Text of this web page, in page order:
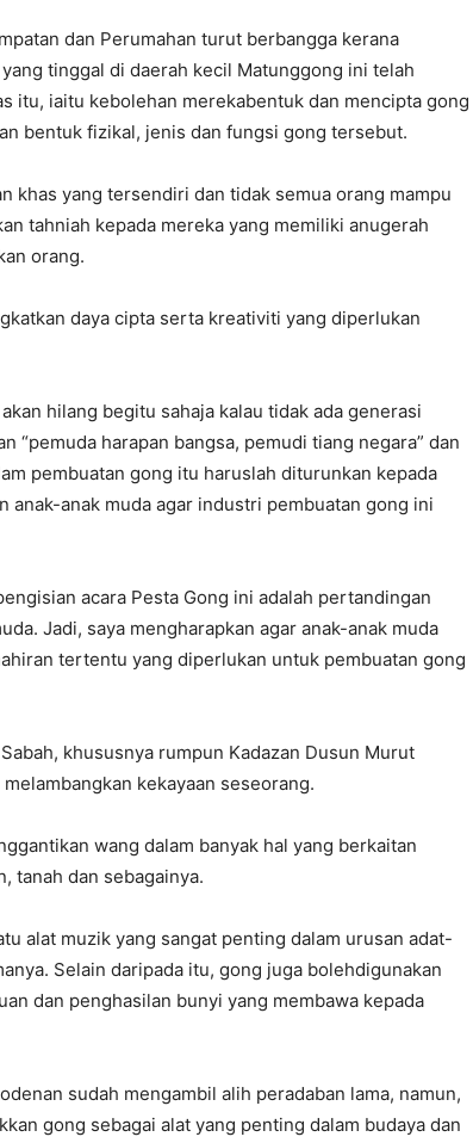
dan Perumahan turut berbangga kerana
tinggal di daerah kecil Matunggong ini telah
itu, iaitu kebolehan merekabentuk dan mencipta gong
bentuk fizikal, jenis dan fungsi gong tersebut.
khas yang tersendiri dan tidak semua orang mampu
tahniah kepada mereka yang memiliki anugerah
orang.
daya cipta serta kreativiti yang diperlukan
hilang begitu sahaja kalau tidak ada generasi
“pemuda harapan bangsa, pemudi tiang negara” dan
pembuatan gong itu haruslah diturunkan kepada
anak-anak muda agar industri pembuatan gong ini
acara Pesta Gong ini adalah pertandingan
Jadi, saya mengharapkan agar anak-anak muda
tertentu yang diperlukan untuk pembuatan gong
khususnya rumpun Kadazan Dusun Murut
kekayaan seseorang.
wang dalam banyak hal yang berkaitan
tanah dan sebagainya.
alat muzik yang sangat penting dalam urusan adat-
Selain daripada itu, gong juga bolehdigunakan
dan penghasilan bunyi yang membawa kepada
sudah mengambil alih peradaban lama, namun,
gong sebagai alat yang penting dalam budaya dan